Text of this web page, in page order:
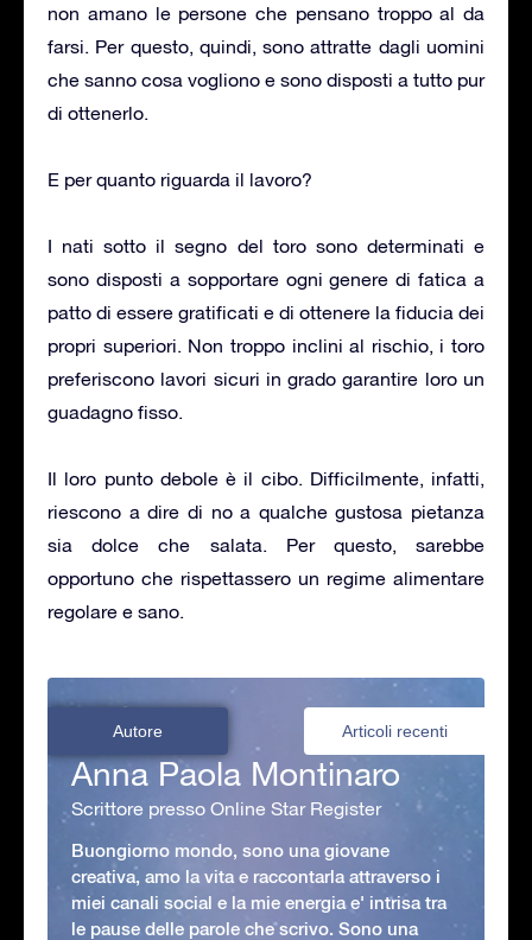
non amano le persone che pensano troppo al da
farsi. Per questo, quindi, sono attratte dagli uomini
che sanno cosa vogliono e sono disposti a tutto pur
di ottenerlo.
E per quanto riguarda il lavoro?
I nati sotto il segno del toro sono determinati e
sono disposti a sopportare ogni genere di fatica a
patto di essere gratificati e di ottenere la fiducia dei
propri superiori. Non troppo inclini al rischio, i toro
preferiscono lavori sicuri in grado garantire loro un
guadagno fisso.
Il loro punto debole è il cibo. Difficilmente, infatti,
riescono a dire di no a qualche gustosa pietanza
sia dolce che salata. Per questo, sarebbe
opportuno che rispettassero un regime alimentare
regolare e sano.
Autore Articoli recenti
Anna Paola Montinaro
Scrittore presso Online Star Register
Buongiorno mondo, sono una giovane
creativa, amo la vita e raccontarla attraverso i
miei canali social e la mie energia e' intrisa tra
le pause delle parole che scrivo. Sono una